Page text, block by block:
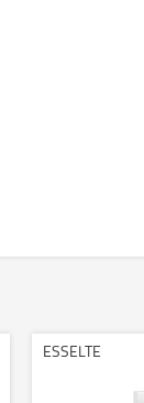
ESSELTE